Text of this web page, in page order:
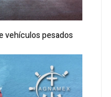
vehículos pesados